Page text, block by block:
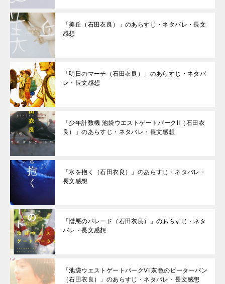
「美丘（石田衣良）」のあらすじ・ネタバレ・長文
感想
「明日のマーチ（石田衣良）」のあらすじ・ネタバ
レ・長文感想
「少年計数機 池袋ウエストゲートパークII（石田衣
良）」のあらすじ・ネタバレ・長文感想
「水を抱く（石田衣良）」のあらすじ・ネタバレ・
長文感想
「憎悪のパレード（石田衣良）」のあらすじ・ネタ
バレ・長文感想
「池袋ウエストゲートパークVI 灰色のピーターパン
（石田衣良）」のあらすじ・ネタバレ・長文感想